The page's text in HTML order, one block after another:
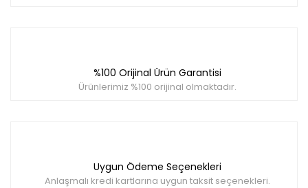
%100 Orijinal Ürün Garantisi
Ürünlerimiz %100 orijinal olmaktadır.
Uygun Ödeme Seçenekleri
Anlaşmalı kredi kartlarına uygun taksit seçenekleri.